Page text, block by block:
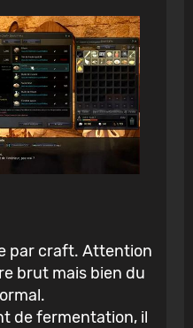
par craft. Attention
brut mais bien du
de fermentation, il